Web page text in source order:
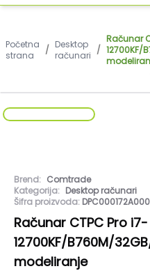
Početna
strana
/ Desktop
računari /
Računar
Brend: Comtrade
Kategorija: Desktop računari
Šifra proizvoda:
Računar CTPC Pro i7-
12700KF/B760M/
modeliranje